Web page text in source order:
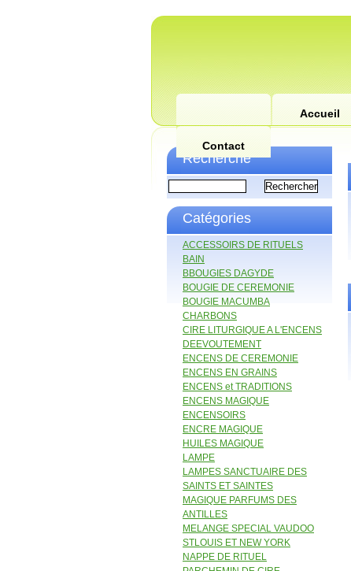
Accueil
Contact
Recherche
Catégories
ACCESSOIRS DE RITUELS
BAIN
BBOUGIES DAGYDE
BOUGIE DE CEREMONIE
BOUGIE MACUMBA
CHARBONS
CIRE LITURGIQUE A L'ENCENS
DEEVOUTEMENT
ENCENS DE CEREMONIE
ENCENS EN GRAINS
ENCENS et TRADITIONS
ENCENS MAGIQUE
ENCENSOIRS
ENCRE MAGIQUE
HUILES MAGIQUE
LAMPE
LAMPES SANCTUAIRE DES
SAINTS ET SAINTES
MAGIQUE PARFUMS DES
ANTILLES
MELANGE SPECIAL VAUDOO
STLOUIS ET NEW YORK
NAPPE DE RITUEL